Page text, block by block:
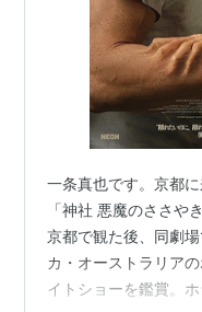
一条真也です。京都
「神社 悪魔のささや
京都で観た後、同劇
カ・オーストラリア
イトショーを鑑賞。